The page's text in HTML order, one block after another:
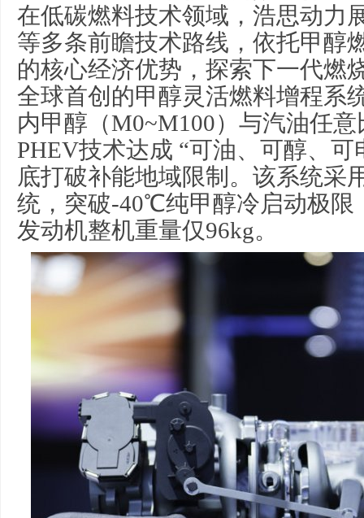
在低碳燃料技术领域，浩思动力
等多条前瞻技术路线，依托甲醇
的核心经济优势，探索下一代燃
全球首创的甲醇灵活燃料增程系
内甲醇 （M0~M100）与汽油任
PHEV技术达成 “可油、可醇、可
底打破补能地域限制。该系统采
统，突破-40℃纯甲醇冷启动极限
发动机整机重量仅96kg。